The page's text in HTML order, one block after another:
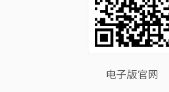
电子版官网